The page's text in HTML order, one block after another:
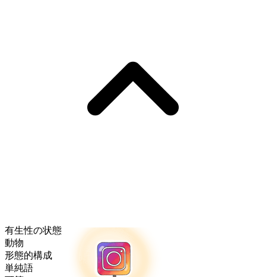
有生性の状態
動物
形態的構成
単純語